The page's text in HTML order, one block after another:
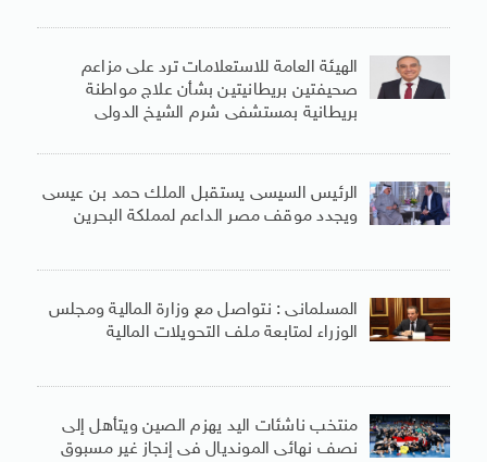
الهيئة العامة للاستعلامات ترد على مزاعم
صحيفتين بريطانيتين بشأن علاج مواطنة
بريطانية بمستشفى شرم الشيخ الدولى
الرئيس السيسى يستقبل الملك حمد بن عيسى
ويجدد موقف مصر الداعم لمملكة البحرين
المسلمانى : نتواصل مع وزارة المالية ومجلس
الوزراء لمتابعة ملف التحويلات المالية
منتخب ناشئات اليد يهزم الصين ويتأهل إلى
نصف نهائى المونديال فى إنجاز غير مسبوق